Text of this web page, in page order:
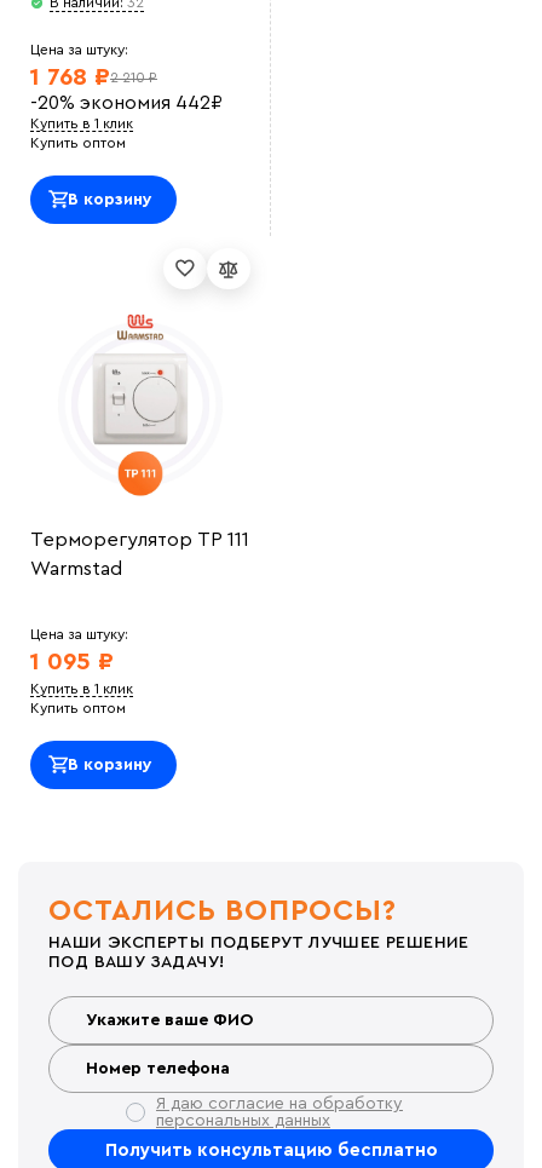
Цена за штуку:
2 210 ₽
1 768 ₽
-20% экономия 442₽
Купить в 1 клик
Купить оптом
В корзину
Терморегулятор ТР 111
Warmstad
Цена за штуку:
1 095 ₽
Купить в 1 клик
Купить оптом
В корзину
ОСТАЛИСЬ ВОПРОСЫ?
НАШИ ЭКСПЕРТЫ ПОДБЕРУТ ЛУЧШЕЕ РЕШЕНИЕ
ПОД ВАШУ ЗАДАЧУ!
Я даю согласие на обработку
персональных данных